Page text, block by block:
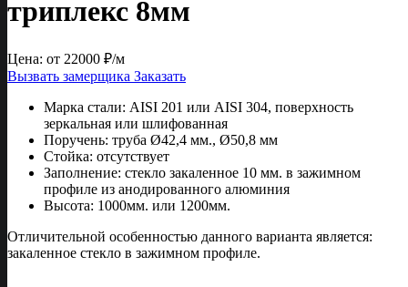
триплекс 8мм
Цена: от 22000 ₽/м
Вызвать замерщика Заказать
Марка стали: AISI 201 или AISI 304, поверхность
зеркальная или шлифованная
Поручень: труба Ø42,4 мм., Ø50,8 мм
Стойка: отсутствует
Заполнение: стекло закаленное 10 мм. в зажимном
профиле из анодированного алюминия
Высота: 1000мм. или 1200мм.
Отличительной особенностью данного варианта является:
закаленное стекло в зажимном профиле.